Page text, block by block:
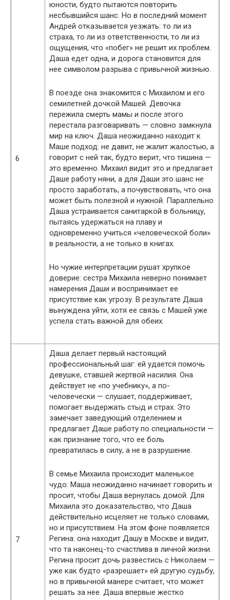
6
юности, будто пытаются повторить
несбывшийся шанс. Но в последний момент
Андрей отказывается уезжать: то ли из
страха, то ли из ответственности, то ли из
ощущения, что «побег» не решит их проблем.
Даша едет одна, и дорога становится для
нее символом разрыва с привычной жизнью.
В поезде она знакомится с Михаилом и его
семилетней дочкой Машей. Девочка
пережила смерть мамы и после этого
перестала разговаривать — словно замкнула
мир на ключ. Даша неожиданно находит к
Маше подход: не давит, не жалит жалостью, а
говорит с ней так, будто верит, что тишина —
это временно. Михаил видит это и предлагает
Даше работу няни, а для Даши это шанс не
просто заработать, а почувствовать, что она
может быть полезной и нужной. Параллельно
Даша устраивается санитаркой в больницу,
пытаясь удержаться на плаву и
одновременно учиться «человеческой боли»
в реальности, а не только в книгах.
Но чужие интерпретации рушат хрупкое
доверие: сестра Михаила неверно понимает
намерения Даши и воспринимает ее
присутствие как угрозу. В результате Даша
вынуждена уйти, хотя ее связь с Машей уже
успела стать важной для обеих.
7
Даша делает первый настоящий
профессиональный шаг: ей удается помочь
девушке, ставшей жертвой насилия. Она
действует не «по учебнику», а по-
человечески — слушает, поддерживает,
помогает выдержать стыд и страх. Это
замечает заведующий отделением и
предлагает Даше работу по специальности —
как признание того, что ее боль
превратилась в силу, а не в разрушение.
В семье Михаила происходит маленькое
чудо: Маша неожиданно начинает говорить и
просит, чтобы Даша вернулась домой. Для
Михаила это доказательство, что Даша
действительно исцеляет не только словами,
но и присутствием. На этом фоне появляется
Регина: она находит Дашу в Москве и видит,
что та наконец-то счастлива в личной жизни.
Регина просит дочь развестись с Николаем —
уже как будто «разрешает» ей другую судьбу,
но в привычной манере считает, что может
решать за нее. Даша впервые жестко